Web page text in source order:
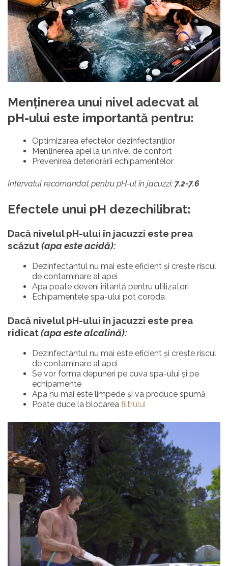
Menținerea unui nivel adecvat al
pH-ului este importantă pentru:
Optimizarea efectelor dezinfectanților
Menținerea apei la un nivel de confort
Prevenirea deteriorării echipamentelor
Intervalul recomandat pentru pH-ul în jacuzzi: 7.2-7.6
Efectele unui pH dezechilibrat:
Dacă nivelul pH-ului în jacuzzi este prea
scăzut(apa este acidă):
Dezinfectantul nu mai este eficient și crește riscul
de contaminare al apei
Apa poate deveni iritantă pentru utilizatori
Echipamentele spa-ului pot coroda
Dacă nivelul pH-ului în jacuzzi este prea
ridicat(apa este alcalină):
Dezinfectantul nu mai este eficient și crește riscul
de contaminare al apei
Se vor forma depuneri pe cuva spa-ului și pe
echipamente
Apa nu mai este limpede și va produce spumă
Poate duce la blocarea filtrului